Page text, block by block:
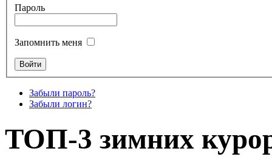
Пароль
Запомнить меня
Забыли пароль?
Забыли логин?
ТОП-3 зимних